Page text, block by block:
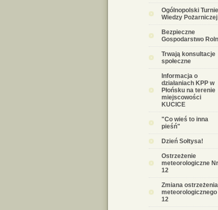
Ogólnopolski
Wiedzy Pożarniczej
Bezpieczne
Gospodarstwo
Trwają konsultacje
społeczne
Informacja o
działaniach KPP w
Płońsku na terenie
miejscowości
KUCICE
"Co wieś to inna
pieśń"
Dzień Sołtysa!
Ostrzeżenie
meteorologiczne Nr
12
Zmiana ostrzeżenia
12